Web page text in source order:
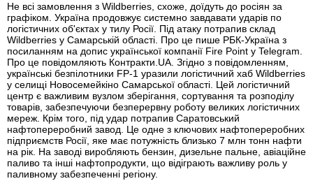
Не всі замовлення з Wildberries, схоже, доїдуть до росіян за
графіком. Україна продовжує системно завдавати ударів по
логістичних об'єктах у тилу Росії. Під атаку потрапив склад
Wildberries у Самарській області. Про це пише РБК-Україна з
посиланням на допис української компанії Fire Point у Telegram.
Про це повідомляють Контракти.UA. Згідно з повідомленням,
українські безпілотники FP-1 уразили логістичний хаб Wildberries
у селищі Новосемейкіно Самарської області. Цей логістичний
центр є важливим вузлом зберігання, сортування та розподілу
товарів, забезпечуючи безперервну роботу великих логістичних
мереж. Крім того, під удар потрапив Саратовський
нафтопереробний завод. Це одне з ключових нафтопереробних
підприємств Росії, яке має потужність близько 7 млн тонн нафти
на рік. На заводі виробляють бензин, дизельне пальне, авіаційне
паливо та інші нафтопродукти, що відіграють важливу роль у
паливному забезпеченні регіону.